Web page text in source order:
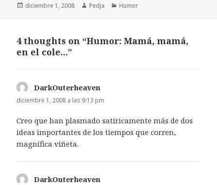
Publicado
diciembre 1, 2008 Autor
Pedja Categorías
Humor
4 thoughts on “Humor: Mamá, mamá,
en el cole…”
DarkOuterheaven
diciembre 1, 2008 a las 9:13 pm
Creo que han plasmado satíricamente más de dos
ideas importantes de los tiempos que corren,
magnífica viñeta.
DarkOuterheaven